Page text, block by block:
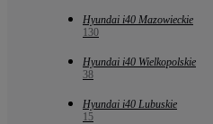
Hyundai i40 Mazowieckie
130
Hyundai i40 Wielkopolskie
38
Hyundai i40 Lubuskie
15